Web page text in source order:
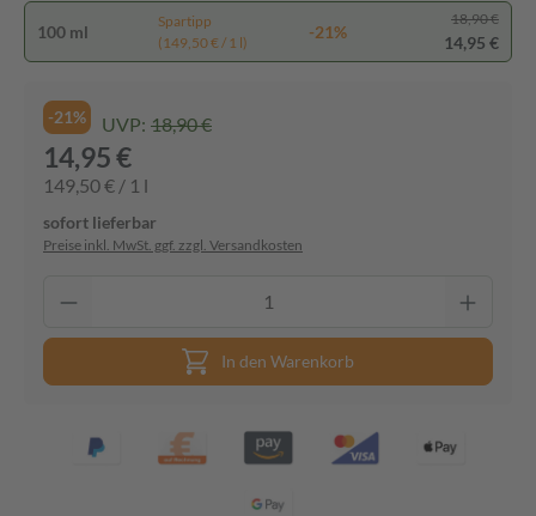
100 ml
Spartipp
(149,50 € / 1 l)
-21%
18,90 €
14,95 €
-21% UVP: 18,90 €
14,95 €
149,50 € / 1 l
sofort lieferbar
Preise inkl. MwSt. ggf. zzgl. Versandkosten
In den Warenkorb